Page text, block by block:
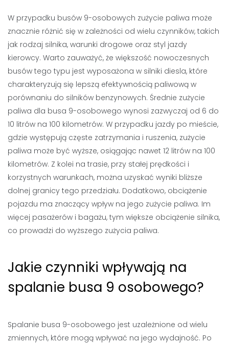
W przypadku busów 9-osobowych zużycie paliwa może
znacznie różnić się w zależności od wielu czynników, takich
jak rodzaj silnika, warunki drogowe oraz styl jazdy
kierowcy. Warto zauważyć, że większość nowoczesnych
busów tego typu jest wyposażona w silniki diesla, które
charakteryzują się lepszą efektywnością paliwową w
porównaniu do silników benzynowych. Średnie zużycie
paliwa dla busa 9-osobowego wynosi zazwyczaj od 6 do
10 litrów na 100 kilometrów. W przypadku jazdy po mieście,
gdzie występują częste zatrzymania i ruszenia, zużycie
paliwa może być wyższe, osiągając nawet 12 litrów na 100
kilometrów. Z kolei na trasie, przy stałej prędkości i
korzystnych warunkach, można uzyskać wyniki bliższe
dolnej granicy tego przedziału. Dodatkowo, obciążenie
pojazdu ma znaczący wpływ na jego zużycie paliwa. Im
więcej pasażerów i bagażu, tym większe obciążenie silnika,
co prowadzi do wyższego zużycia paliwa.
Jakie czynniki wpływają na
spalanie busa 9 osobowego?
Spalanie busa 9-osobowego jest uzależnione od wielu
zmiennych, które mogą wpływać na jego wydajność. Po